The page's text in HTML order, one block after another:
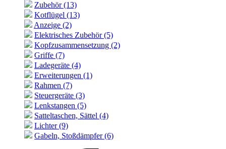
Zubehör (13)
Kotflügel (13)
Anzeige (2)
Elektrisches Zubehör (5)
Kopfzusammensetzung (2)
Griffe (7)
Ladegeräte (4)
Erweiterungen (1)
Rahmen (7)
Steuergeräte (3)
Lenkstangen (5)
Satteltaschen, Sättel (4)
Lichter (9)
Gabeln, Stoßdämpfer (6)